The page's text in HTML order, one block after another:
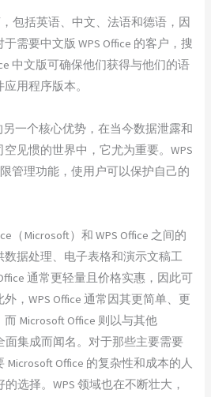
，包括英语、中文、法语和德语，因
需要中文版 WPS Office 的客户，搜
中文版可确保他们获得与他们的语
用程序版本。
另一个核心优势，在当今数据泄露和
见惯的世界中，它尤为重要。WPS
管理功能，使用户可以保护自己的
（Microsoft）和 WPS Office 之间的
据处理、电子表格和演示文稿工
通常更轻量且价格实惠，因此可
，WPS Office 通常因其更简单、更
Microsoft Office 则以与其他
面集成而闻名。对于那些主要需要
Office 的复杂性和成本的人
选择。WPS 领域也在不断壮大，